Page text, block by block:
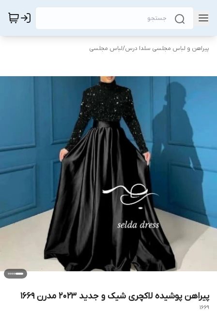
پیراهن و لباس مجلسی سلدا درس/لباس مجلسی
پیراهن پوشیده لاکچری شیک و جدید ۲۰۲۳ مدرن ۱۶۶۹
1669